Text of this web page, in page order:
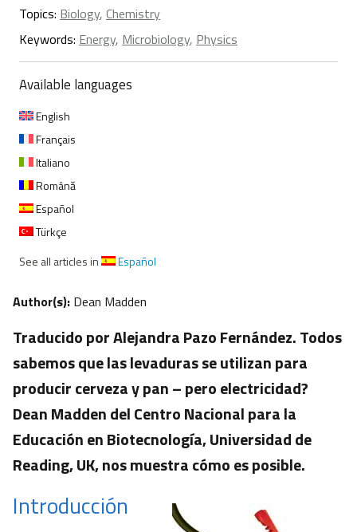
Topics: Biology, Chemistry
Keywords: Energy, Microbiology, Physics
Available languages
English
Français
Italiano
Română
Español
Türkçe
See all articles in
Español
Author(s): Dean Madden
Traducido por Alejandra Pazo Fernández. Todos
sabemos que las levaduras se utilizan para
producir cerveza y pan – pero electricidad?
Dean Madden del Centro Nacional para la
Educación en Biotecnología, Universidad de
Reading, UK, nos muestra cómo es posible.
Introducción